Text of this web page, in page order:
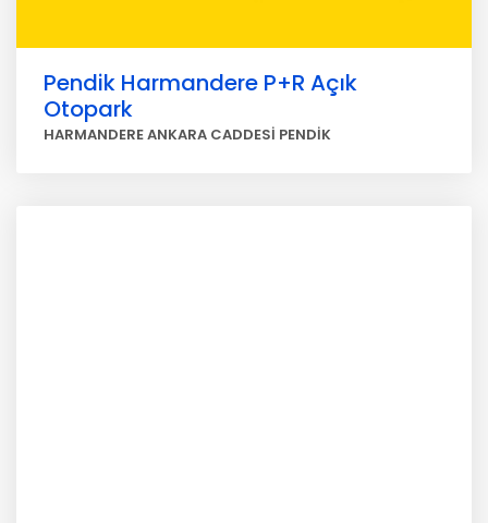
Pendik Harmandere P+R Açık
Otopark
HARMANDERE ANKARA CADDESİ PENDİK